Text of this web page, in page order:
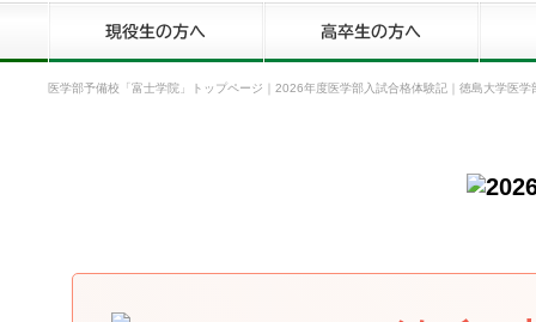
医学部予備校「富士学院」トップページ 2026年度医学部入試合格体験記 徳島大学医学